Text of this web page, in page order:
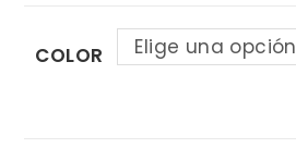
COLOR Elige una opción